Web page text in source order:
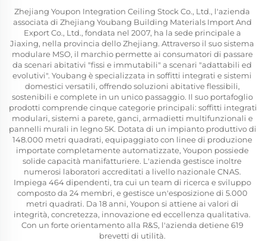
Zhejiang Youpon Integration Ceiling Stock Co., Ltd., l'azienda
associata di Zhejiang Youbang Building Materials Import And
Export Co., Ltd., fondata nel 2007, ha la sede principale a
Jiaxing, nella provincia dello Zhejiang. Attraverso il suo sistema
modulare MSO, il marchio permette ai consumatori di passare
da scenari abitativi "fissi e immutabili" a scenari "adattabili ed
evolutivi". Youbang è specializzata in soffitti integrati e sistemi
domestici versatili, offrendo soluzioni abitative flessibili,
sostenibili e complete in un unico passaggio. Il suo portafoglio
prodotti comprende cinque categorie principali: soffitti integrati
modulari, sistemi a parete, ganci, armadietti multifunzionali e
pannelli murali in legno 5K. Dotata di un impianto produttivo di
148.000 metri quadrati, equipaggiato con linee di produzione
importate completamente automatizzate, Youpon possiede
solide capacità manifatturiere. L'azienda gestisce inoltre
numerosi laboratori accreditati a livello nazionale CNAS.
Impiega 464 dipendenti, tra cui un team di ricerca e sviluppo
composto da 24 membri, e gestisce un'esposizione di 5.000
metri quadrati. Da 18 anni, Youpon si attiene ai valori di
integrità, concretezza, innovazione ed eccellenza qualitativa.
Con un forte orientamento alla R&S, l'azienda detiene 619
brevetti di utilità.